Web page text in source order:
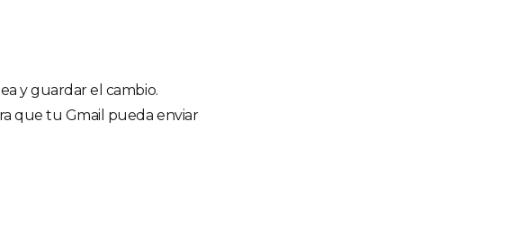
y guardar el cambio.
que tu Gmail pueda enviar